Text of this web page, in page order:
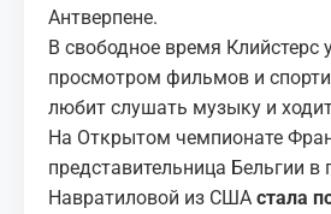
Антверпене.
В свободное время Клийстерс
просмотром фильмов и
любит слушать музыку и
На Открытом чемпионате
представительница Бельгии в
Навратиловой из США стала